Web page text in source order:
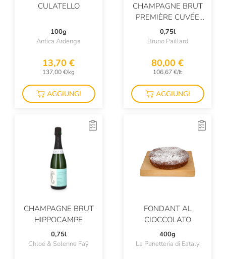
CULATELLO
100g
Antica Ardenga
13,70 €
137,00 €/kg
AGGIUNGI
CHAMPAGNE BRUT
PREMIÈRE CUVÉE
ASTUCCIATO
0,75l
Bruno Paillard
80,00 €
106,67 €/lt
AGGIUNGI
CHAMPAGNE BRUT
HIPPOCAMPE
0,75l
Chloé & Solenne Faÿ
FONDANT AL
CIOCCOLATO
400g
La Panetteria di Eataly